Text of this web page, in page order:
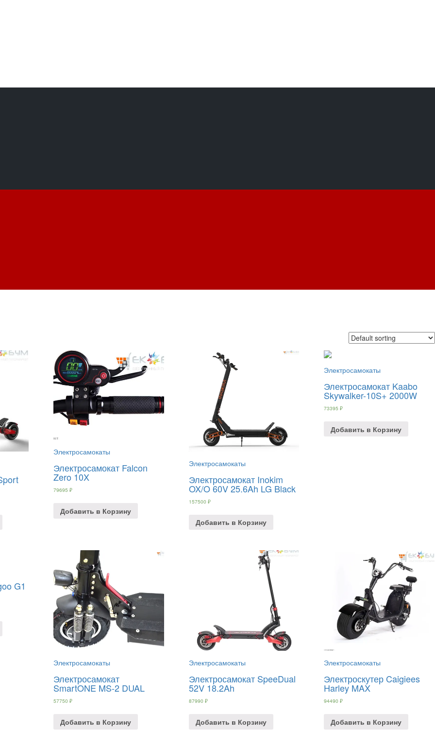
Электросамокаты
Электросамокат Falcon
Zero 10X
79695 ₽
Добавить в Корзину
Электросамокаты
Электросамокат Inokim
OX/O 60V 25.6Ah LG Black
157500 ₽
Добавить в Корзину
Электросамокаты
Электросамокат Kaabo
Skywalker-10S+ 2000W
73395₽
Добавить в Корзину
G1
Электросамокаты
Электросамокат
SmartONE MS-2 DUAL
57750 ₽
Добавить в Корзину
Электросамокаты
Электросамокат SpeeDual
52V 18.2Ah
87990 ₽
Добавить в Корзину
Электросамокаты
Электроскутер Caigiees
Harley MAX
94490₽
Добавить в Корзину